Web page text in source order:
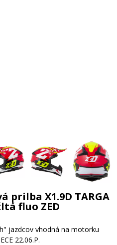
prilba X1.9D TARGA
fluo ZED
jazdcov vhodná na motorku
22.06.P.